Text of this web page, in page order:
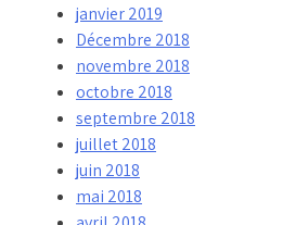
janvier 2019
Décembre 2018
novembre 2018
octobre 2018
septembre 2018
juillet 2018
juin 2018
mai 2018